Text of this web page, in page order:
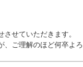
せていただきます。
、ご理解のほど何卒よ